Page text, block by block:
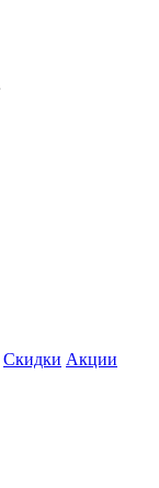
Скидки Акции